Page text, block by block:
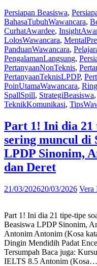
karena
super
ngebantu
banget!
Spall-
spill
50++
pertanyaan
yang
sering
ditanyakan
seleksi
wawancara
beasiswa
LPDP!
Dirangkum
berdasarkan
awardeenya
Persiapan Beasiswa,
BahasaTubuhWawancara,
CurhatAwardee,
LolosWawancara,
PanduanWawancara,
PengalamanLangsung,
PertanyaanNonTeknis,
PertanyaanTeknisLPDP,
PoinUtamaWawancara,
SpallSpill, StrategiBeasiswa,
TeknikKomunikasi,
Part 1! Ini dia 21
sering muncul di
LPDP Sinonim,
dan Deret
21/03/202620/03/2026 Vera
Part 1! Ini dia 21 tipe-tipe
Beasiswa LPDP Sinonim,
Antonim Antonim (Kosa
Dingin Mendidih Padat
Tersumpah Baca juga:
IELTS 8.5 Antonim (Kosa…